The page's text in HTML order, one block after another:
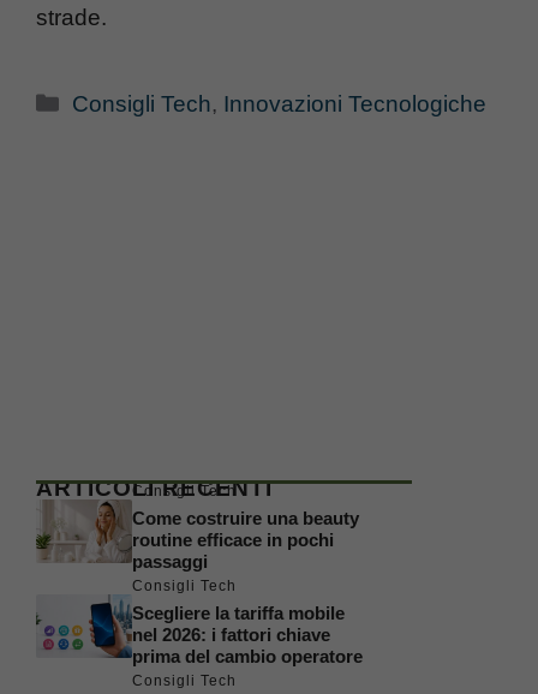
strade.
Categorie
Consigli Tech, Innovazioni Tecnologiche
ARTICOLI RECENTI
Consigli Tech
Come costruire una beauty
routine efficace in pochi
passaggi
Consigli Tech
Scegliere la tariffa mobile
nel 2026: i fattori chiave
prima del cambio operatore
Consigli Tech